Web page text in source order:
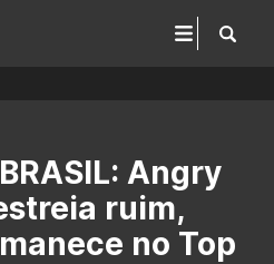
Angry
ruim,
no Top